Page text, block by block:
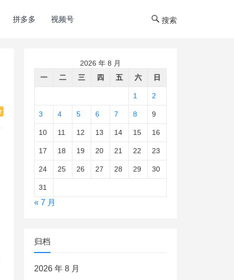
拼多多 视频号 搜索
2026 年 8 月
一
二 三 四 五 六 日
1 2
3 4 5 6 7 8 9
10 11 12 13 14 15 16
17 18 19 20 21 22 23
24 25 26 27 28 29 30
31
« 7 月
归档
2026 年 8 月